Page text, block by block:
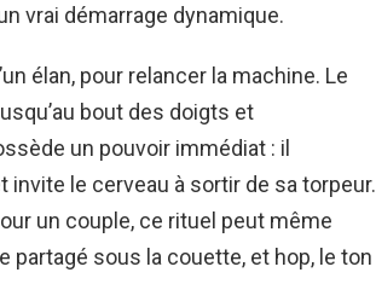
vrai démarrage dynamique.
élan, pour relancer la machine. Le
bout des doigts et
un pouvoir immédiat : il
le cerveau à sortir de sa torpeur.
un couple, ce rituel peut même
partagé sous la couette, et hop, le ton